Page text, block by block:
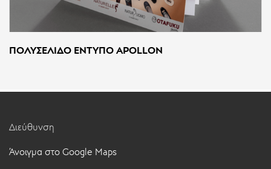
ΠΟΛΥΣΈΛΙΔΟ ΈΝΤΥΠΟ APOLLON
Διεύθυνση
Άνοιγμα στο Google Maps